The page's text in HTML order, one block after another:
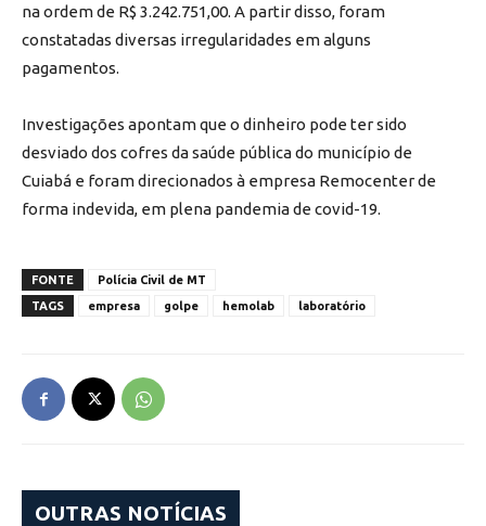
na ordem de R$ 3.242.751,00. A partir disso, foram
constatadas diversas irregularidades em alguns
pagamentos.
Investigações apontam que o dinheiro pode ter sido
desviado dos cofres da saúde pública do município de
Cuiabá e foram direcionados à empresa Remocenter de
forma indevida, em plena pandemia de covid-19.
FONTE
Polícia Civil de MT
TAGS
empresa golpe hemolab laboratório
OUTRAS NOTÍCIAS